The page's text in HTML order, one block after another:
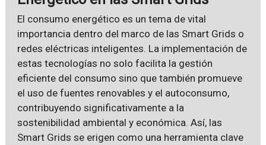
El consumo energético es un tema de vital
importancia dentro del marco de las Smart Grids o
redes eléctricas inteligentes. La implementación de
estas tecnologías no solo facilita la gestión
eficiente del consumo sino que también promueve
el uso de fuentes renovables y el autoconsumo,
contribuyendo significativamente a la
sostenibilidad ambiental y económica. Así, las
Smart Grids se erigen como una herramienta clave